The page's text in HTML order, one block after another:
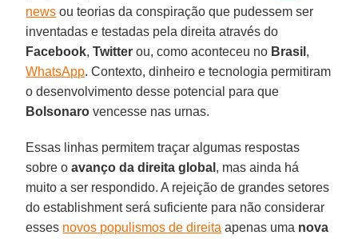
news ou teorias da conspiração que pudessem ser
inventadas e testadas pela direita através do
Facebook,Twitter ou, como aconteceu no Brasil ,
WhatsApp. Contexto, dinheiro e tecnologia permitiram
o desenvolvimento desse potencial para que
Bolsonaro vencesse nas urnas.
Essas linhas permitem traçar algumas respostas
sobre oavanço da direita global , mas ainda há
muito a ser respondido. A rejeição de grandes setores
do establishment será suficiente para não considerar
esses novos populismos de direita apenas uma nova